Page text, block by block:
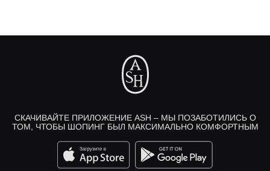
СКАЧИВАЙТЕ ПРИЛОЖЕНИЕ ASH – МЫ ПОЗАБОТИЛИСЬ О
ТОМ, ЧТОБЫ ШОПИНГ БЫЛ МАКСИМАЛЬНО КОМФОРТНЫМ